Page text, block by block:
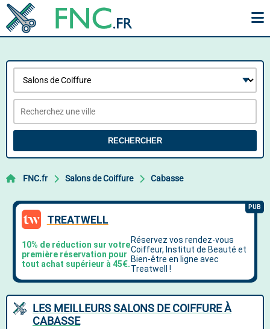
RECHERCHER
FNC.fr Salons de Coiffure Cabasse
LES MEILLEURS SALONS DE COIFFURE À
CABASSE